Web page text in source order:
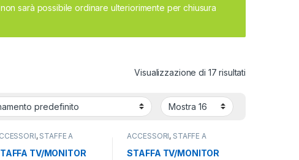
sarà possibile ordinare ulteriorimente per chiusura
Visualizzazione di 17 risultati
, STAFFE A
TV/MONITOR
ACCESSORI, STAFFE A
STAFFA TV/MONITOR